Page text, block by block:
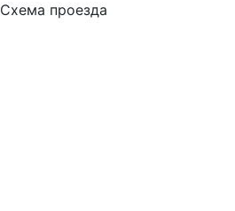
Схема проезда